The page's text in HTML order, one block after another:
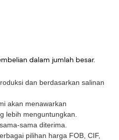
dalam jumlah besar.
dan berdasarkan salinan
akan menawarkan
lebih menguntungkan.
sama diterima.
pilihan harga FOB, CIF,